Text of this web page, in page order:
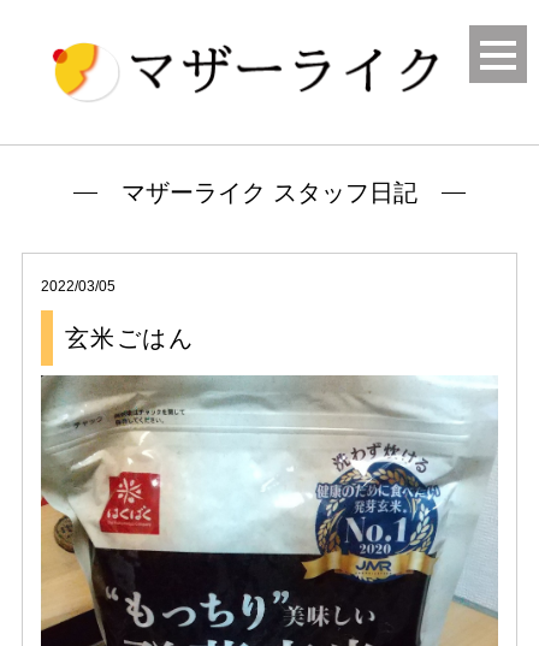
マザーライク スタッフ日記
2022/03/05
玄米ごはん